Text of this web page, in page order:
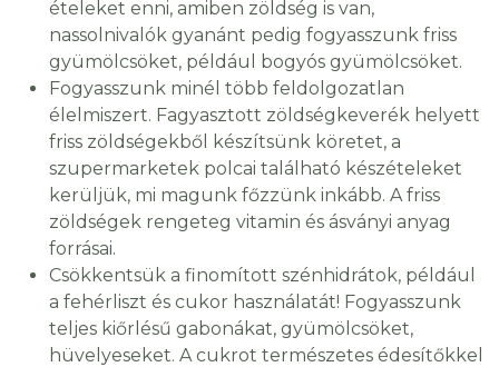
ételeket enni, amiben zöldség is van,
nassolnivalók gyanánt pedig fogyasszunk friss
gyümölcsöket, például bogyós gyümölcsöket.
Fogyasszunk minél több feldolgozatlan
élelmiszert. Fagyasztott zöldségkeverék helyett
friss zöldségekből készítsünk köretet, a
szupermarketek polcai található készételeket
kerüljük, mi magunk főzzünk inkább. A friss
zöldségek rengeteg vitamin és ásványi anyag
forrásai.
Csökkentsük a finomított szénhidrátok, például
a fehérliszt és cukor használatát! Fogyasszunk
teljes kiőrlésű gabonákat, gyümölcsöket,
hüvelyeseket. A cukrot természetes édesítőkkel